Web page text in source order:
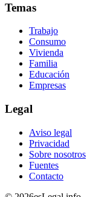
Temas
Trabajo
Consumo
Vivienda
Familia
Educación
Empresas
Legal
Aviso legal
Privacidad
Sobre nosotros
Fuentes
Contacto